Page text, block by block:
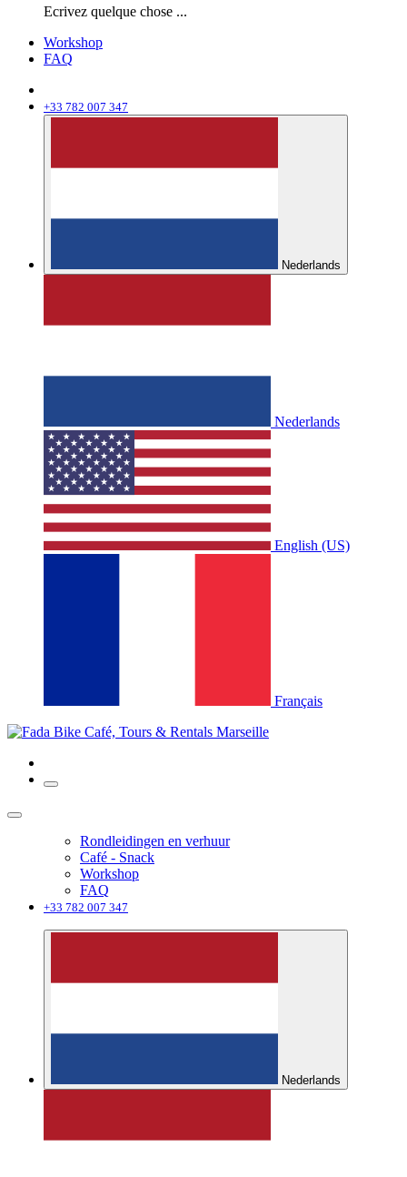
Ecrivez quelque chose ...
Workshop
FAQ
+33 782 007 347
Nederlands
Nederlands
English (US)
Français
Rondleidingen en verhuur
Café - Snack
Workshop
FAQ
+33 782 007 347
Nederlands